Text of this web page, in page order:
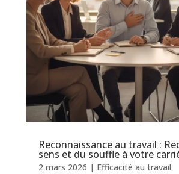
Reconnaissance au travail :
sens et du souffle à votre
2 mars 2026 | Efficacité au travail